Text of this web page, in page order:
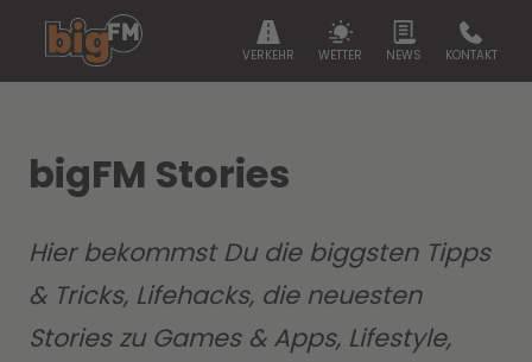
VERKEHR WETTER NEWS KONTAKT
bigFM Stories
Hier bekommst Du die biggsten Tipps
& Tricks, Lifehacks, die neuesten
Stories zu Games & Apps, Lifestyle,